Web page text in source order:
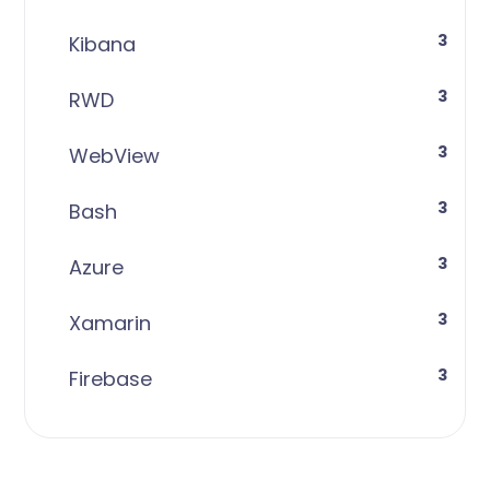
Kibana 3
RWD 3
WebView 3
Bash 3
Azure 3
Xamarin 3
Firebase 3